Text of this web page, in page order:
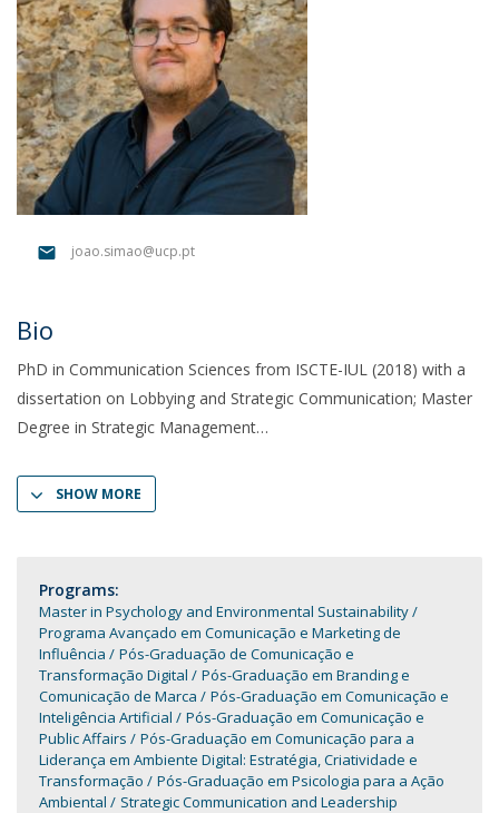
joao.simao@ucp.pt
Bio
PhD in Communication Sciences from ISCTE-IUL (2018) with a
dissertation on Lobbying and Strategic Communication; Master
Degree in Strategic Management
SHOW MORE
Programs:
Master in Psychology and Environmental Sustainability
Programa Avançado em Comunicação e Marketing de
Influência
Pós-Graduação de Comunicação e
Transformação Digital
Pós-Graduação em Branding e
Comunicação de Marca
Pós-Graduação em Comunicação e
Inteligência Artificial
Pós-Graduação em Comunicação e
Public Affairs
Pós-Graduação em Comunicação para a
Liderança em Ambiente Digital: Estratégia, Criatividade e
Transformação
Pós-Graduação em Psicologia para a Ação
Ambiental
Strategic Communication and Leadership